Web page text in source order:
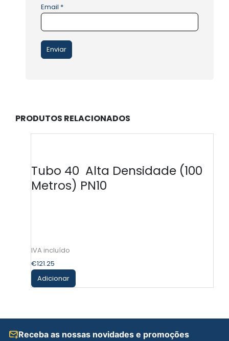
Email *
PRODUTOS RELACIONADOS
Tubo 40 Alta Densidade (100
Metros) PN10
€121.25
Adicionar
Receba as nossas novidades e promoções